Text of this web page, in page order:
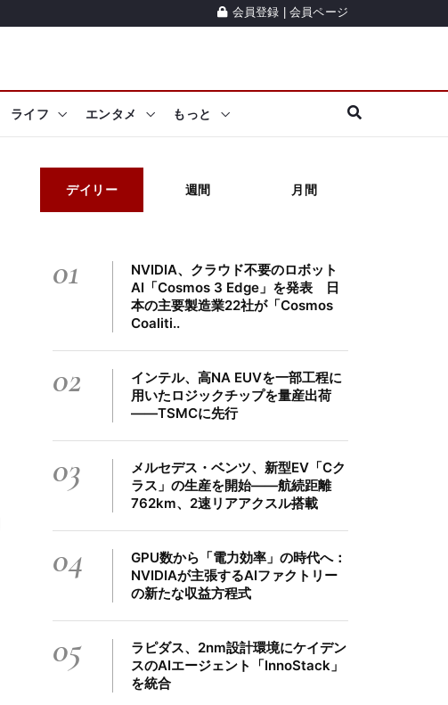
会員登録 会員ページ
ライフ エンタメ もっと
デイリー 週間 月間
01
NVIDIA、クラウド不要のロボット
AI「Cosmos 3 Edge」を発表 日
本の主要製造業22社が「Cosmos
Coaliti..
02
インテル、高NA EUVを一部工程に
用いたロジックチップを量産出荷
――TSMCに先行
03
メルセデス・ベンツ、新型EV「Cク
ラス」の生産を開始――航続距離
762km、2速リアアクスル搭載
04
GPU数から「電力効率」の時代へ：
NVIDIAが主張するAIファクトリー
の新たな収益方程式
05
ラピダス、2nm設計環境にケイデン
スのAIエージェント「InnoStack」
を統合